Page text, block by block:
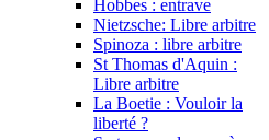
Hobbes : entrave
Nietzsche: Libre arbitre
Spinoza : libre arbitre
St Thomas d'Aquin :
Libre arbitre
La Boetie : Vouloir la
liberté ?